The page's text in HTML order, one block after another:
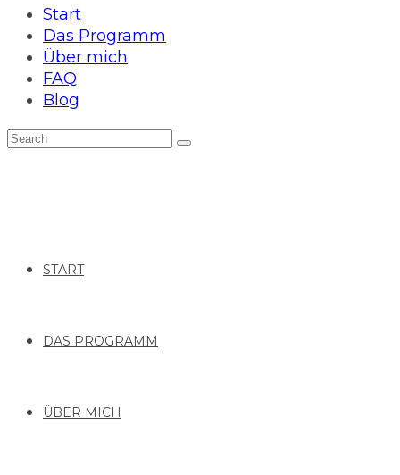
Start
Das Programm
Über mich
FAQ
Blog
START
DAS PROGRAMM
ÜBER MICH